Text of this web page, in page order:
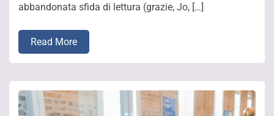
abbandonata sfida di lettura (grazie, Jo, […]
Read More